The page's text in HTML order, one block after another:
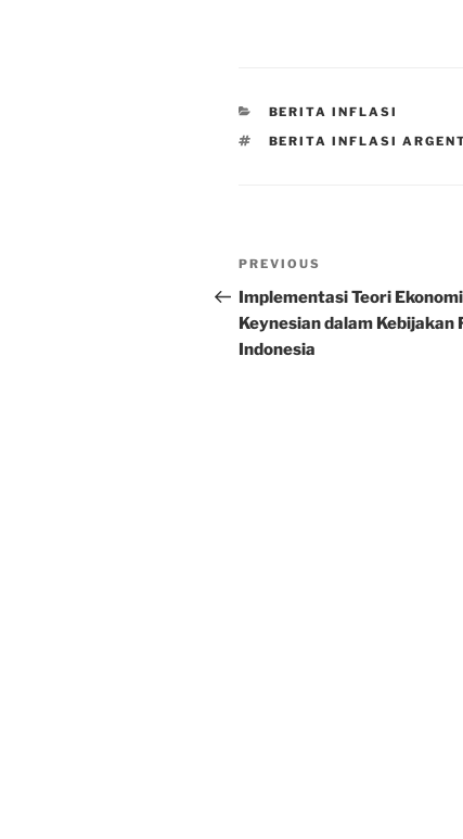
CATEGORIES
BERITA INFLASI
TAGS
BERITA INFLASI
Post
navigation
Previous
Post
PREVIOUS
Implementasi Teori Ekonomi
Keynesian dalam Kebijakan
Indonesia